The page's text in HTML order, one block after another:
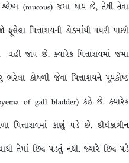
શ્લેષ્મ (mucous) જમા થાય છે, તેથી તેવા
ફૂલેલા પિત્તાશયની ડોકમાંથી પથરી પાછી
વહી જાય છે. ક્યારેક પિત્તાશયમાં જમા
કોથળી જેવા પિત્તાશયને પૂયકોષ્ઠ
of gall bladder) કહે છે. ક્યારેક
કાણું પડે છે. દીર્ઘકાલીન
તેમાં છિદ્ર પડતું નથી. જ્યારે છિદ્ર પડે